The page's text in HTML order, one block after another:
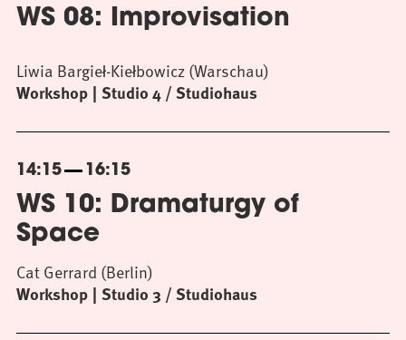
WS 08: Improvisation
Workshop Studio 4 / Studiohaus
Liwia Bargieł-Kiełbowicz (Warschau)
14:15 16:15
WS 10: Dramaturgy of
Space
Workshop Studio 3 / Studiohaus
Cat Gerrard (Berlin)